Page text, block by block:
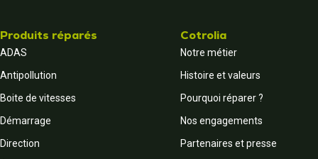
Produits réparés
ADAS
Antipollution
Boite de vitesses
Démarrage
Direction
Cotrolia
Notre métier
Histoire et valeurs
Pourquoi réparer ?
Nos engagements
Partenaires et presse